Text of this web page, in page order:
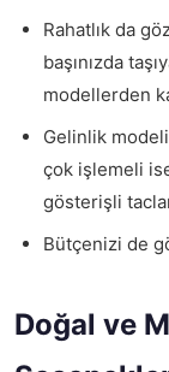
Rahatlık da
başınızda
modellerden
Gelinlik
çok işlemeli
gösterişli
Bütçenizi de
Doğal ve